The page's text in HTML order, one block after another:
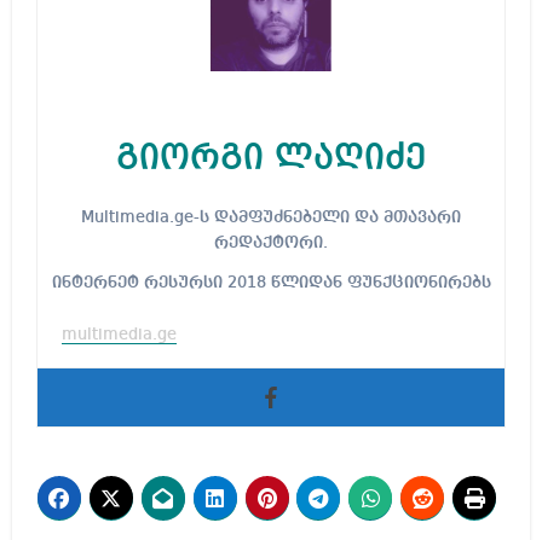
გიორგი ლაღიძე
Multimedia.ge-ს დამფუძნებელი და მთავარი
რედაქტორი.
ინტერნეტ რესურსი 2018 წლიდან ფუნქციონირებს
multimedia.ge